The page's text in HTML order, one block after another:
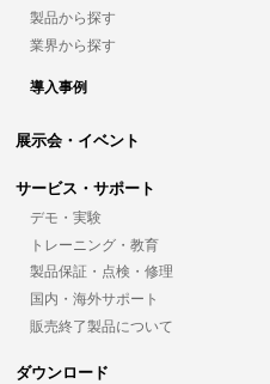
製品から探す
業界から探す
導入事例
展示会・イベント
サービス・サポート
デモ・実験
トレーニング・教育
製品保証・点検・修理
国内・海外サポート
販売終了製品について
ダウンロード